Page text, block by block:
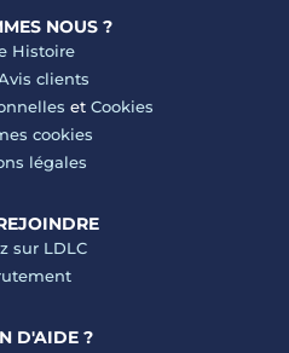
NOUS ?
Histoire
clients
et Cookies
cookies
légales
sur LDLC
D'AIDE ?